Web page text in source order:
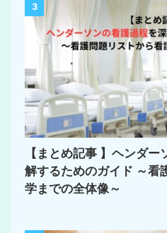
3
【まとめ記事 】ヘンダ
解するためのガイド ～看
学までの全体像～